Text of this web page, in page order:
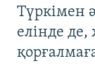
Түркімен
елінде